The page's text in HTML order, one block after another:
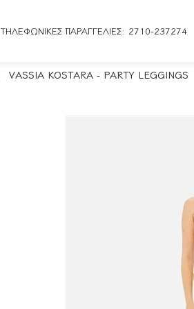
ΤΗΛΕΦΩΝΙΚΕΣ ΠΑΡΑΓΓΕΛΙΕΣ: 2710-237274
VASSIA KOSTARA - PARTY LEGGINGS